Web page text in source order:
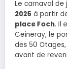
Le carnaval
2026 à partir
place Foch. Il
Ceineray, le
des 50
avant de